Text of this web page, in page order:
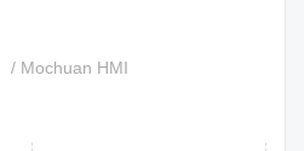
/ Mochuan HMI